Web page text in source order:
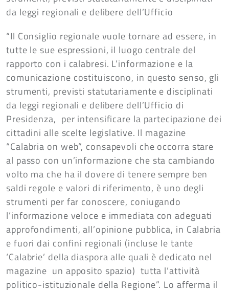
da leggi regionali e delibere dell’Ufficio
“Il Consiglio regionale vuole tornare ad essere, in
tutte le sue espressioni, il luogo centrale del
rapporto con i calabresi. L’informazione e la
comunicazione costituiscono, in questo senso, gli
strumenti, previsti statutariamente e disciplinati
da leggi regionali e delibere dell’Ufficio di
Presidenza, per intensificare la partecipazione dei
cittadini alle scelte legislative. Il magazine
“Calabria on web”, consapevoli che occorra stare
al passo con un’informazione che sta cambiando
volto ma che ha il dovere di tenere sempre ben
saldi regole e valori di riferimento, è uno degli
strumenti per far conoscere, coniugando
l’informazione veloce e immediata con adeguati
approfondimenti, all’opinione pubblica, in Calabria
e fuori dai confini regionali (incluse le tante
‘Calabrie’ della diaspora alle quali è dedicato nel
magazine un apposito spazio) tutta l’attività
politico-istituzionale della Regione”. Lo afferma il